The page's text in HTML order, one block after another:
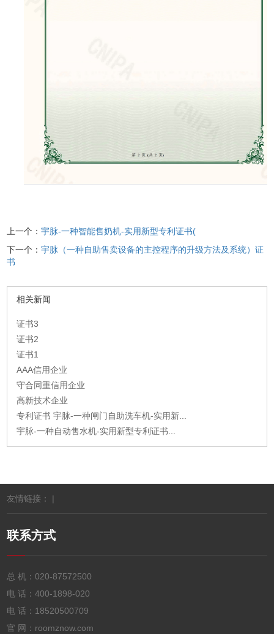
上一个：宇脉-一种智能售奶机-实用新型专利证书(
下一个：宇脉（一种自助售卖设备的主控程序的升级方法及系统）证
书
相关新闻
证书3
证书2
证书1
AAA信用企业
守合同重信用企业
高新技术企业
专利证书 宇脉-一种闸门自助洗车机-实用新...
宇脉-一种自动售水机-实用新型专利证书...
友情链接： |
联系方式
总 机：020-87572500
电 话：400-1898-020
电 话： 18520500709
官 网：roomznow.com